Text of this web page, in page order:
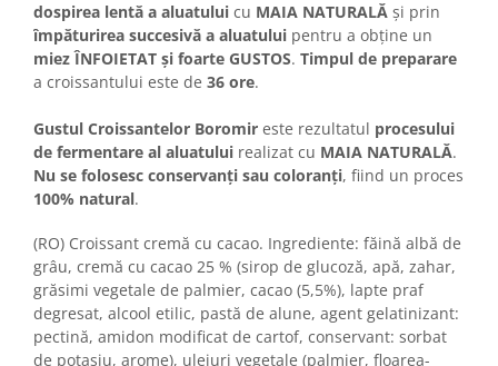
Covrigi cu ulei de masline
Covrigi de Buzau
Grisine
Produse de gătit
Faina
Arpacas si pesmet
Malai
Produse congelate
Panificatie congelata
Patiserie congelata
dospirea lentă a aluatului cu MAIA NATURALĂ și prin
împăturirea succesivă a aluatului pentru a obține un
miez ÎNFOIETAT și foarte GUSTOS. Timpul de preparare
a croissantului este de 36 ore.
Gustul Croissantelor Boromir este rezultatul procesului
de fermentare al aluatului realizat cu MAIA NATURALĂ.
Nu se folosesc conservanți sau coloranți, fiind un proces
100% natural.
(RO) Croissant cremă cu cacao. Ingrediente: făină albă de
grâu, cremă cu cacao 25 % (sirop de glucoză, apă, zahar,
grăsimi vegetale de palmier, cacao (5,5%), lapte praf
degresat, alcool etilic, pastă de alune, agent gelatinizant:
pectină, amidon modificat de cartof, conservant: sorbat
de potasiu, arome), uleiuri vegetale (palmier, floarea-